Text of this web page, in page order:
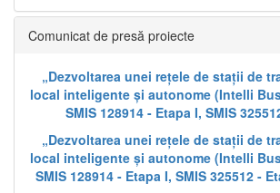
Comunicat de presă proiecte
„Dezvoltarea unei rețele de stații de
local inteligente și autonome (Intelli
SMIS 128914 - Etapa I, SMIS
„Dezvoltarea unei rețele de stații de
local inteligente și autonome (Intelli
SMIS 128914 - Etapa I, SMIS 325512 -